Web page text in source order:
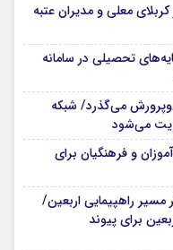
معلی و مدیران عتبه
تحصیلی در سامانه
می‌گذرد/ شبکه
می‌شود
و فرهنگیان برای
در مسیر راهپیمایی اربعین/
برای پیوند